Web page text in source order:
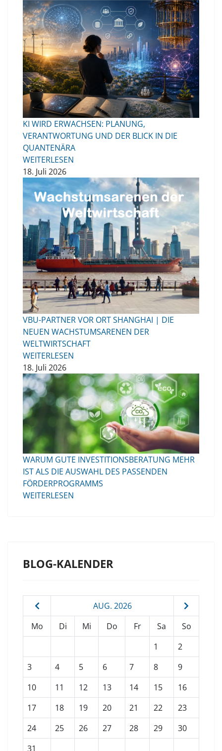
KI WIRD ERWACHSEN: PLANUNG,
VERANTWORTUNG UND DER BLICK IN DIE
QUANTENÄRA
WEITERLESEN
18. Juli 2026
VBU-PARTNER VOR ORT SHANGHAI | DIE
NEUEN WACHSTUMSARENEN DER
WELTWIRTSCHAFT
WEITERLESEN
18. Juli 2026
WARUM GUTE INVESTITIONSBERATUNG MEHR
IST ALS DIE AUSWAHL DES PASSENDEN
FÖRDERPROGRAMMS
WEITERLESEN
BLOG-KALENDER
AUG. 2026
Mo
Di Mi Do Fr Sa
So
1
2
3
4 5 6 7 8
9
10
11 12 13 14 15
16
17
18 19 20 21 22
23
24
25 26 27 28 29
30
31